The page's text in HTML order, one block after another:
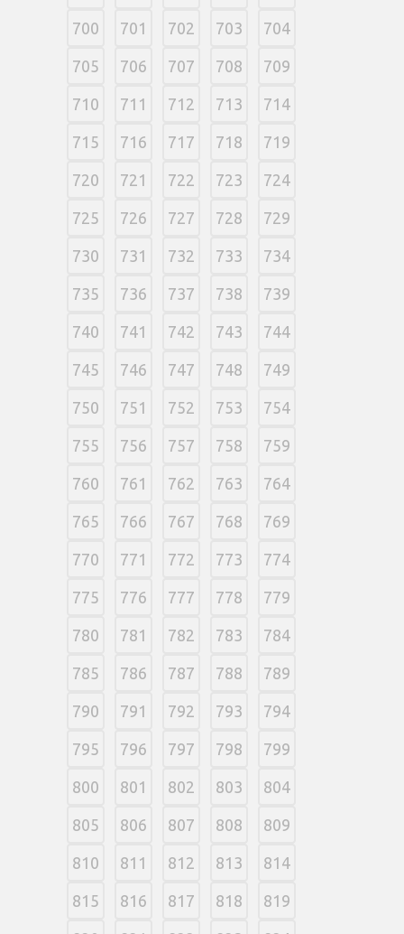
700 701 702 703 704
705 706 707 708 709
710 711 712 713 714
715 716 717 718 719
720 721 722 723 724
725 726 727 728 729
730 731 732 733 734
735 736 737 738 739
740 741 742 743 744
745 746 747 748 749
750 751 752 753 754
755 756 757 758 759
760 761 762 763 764
765 766 767 768 769
770 771 772 773 774
775 776 777 778 779
780 781 782 783 784
785 786 787 788 789
790 791 792 793 794
795 796 797 798 799
800 801 802 803 804
805 806 807 808 809
810 811 812 813 814
815 816 817 818 819